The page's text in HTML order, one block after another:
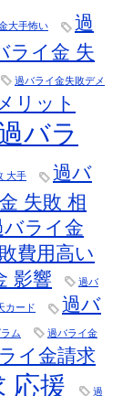
大手怖い
過
ライ金 失
過バライ金失敗デメ
リット
バラ
大手
過バ
失敗 相
バライ金
費用高い
影響 過バ
カード
過バ
ム 過バライ金
イ金請求
応援 過